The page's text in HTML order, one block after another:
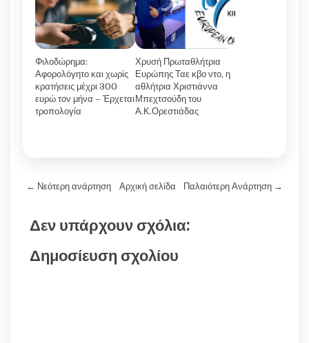
Φιλοδώρημα:
Αφορολόγητο και χωρίς
κρατήσεις μέχρι 300
ευρώ τον μήνα – Έρχεται
τροπολογία
Χρυσή Πρωταθλήτρια
Ευρώπης Ταε κβο ντο, η
αθλήτρια Χριστιάννα
Μπεχτσούδη του
Α.Κ.Ορεστιάδας
← Νεότερη ανάρτηση Παλαιότερη Ανάρτηση →
Αρχική σελίδα
Δεν υπάρχουν σχόλια:
Δημοσίευση σχολίου